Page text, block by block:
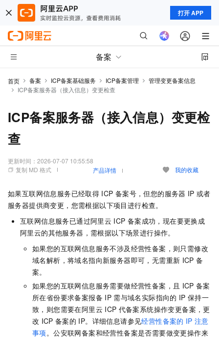
打开 APP
备案
首页 备案 ICP备案基础服务 ICP备案管理
管理变更备案信息
ICP备案服务器（接入信息）变更检查
ICP备案服务器（接入信息）变更检
查
更新时间： 2026-07-07 10:55:58
复制 MD 格式
产品详情 我的收藏
如果互联网信息服务已经取得 ICP 备案号，但您的服务器 IP 或者
服务器提供商变更，您需根据以下项目进行检查。
互联网信息服务已通过阿里云 ICP 备案成功，现在要更换成
阿里云的其他服务器，需根据以下场景进行操作。
如果您的互联网信息服务不涉及经营性备案，则只需修改
域名解析，将域名指向新服务器即可，无需重新 ICP 备
案。
如果您的互联网信息服务需要做经营性备案，且 ICP 备案
所在省份要求备案报备 IP 需与域名实际指向的 IP 保持一
致，则您需要在阿里云 ICP 代备案系统操作变更备案，更
改 ICP 备案的 IP。 详细信息请参见经营性备案的 IP 注意
事项。公安联网备案和经营性备案是否需要做变更操作来